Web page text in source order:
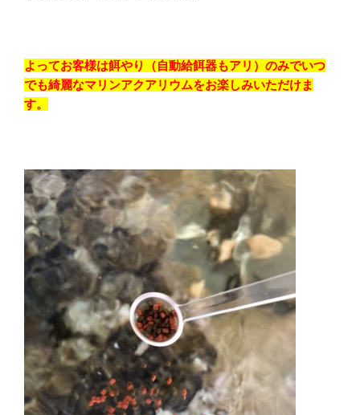
よってお客様は餌やり（自動給餌器もアリ）のみでいつ
でも綺麗なマリンアクアリウムをお楽しみいただけま
す。